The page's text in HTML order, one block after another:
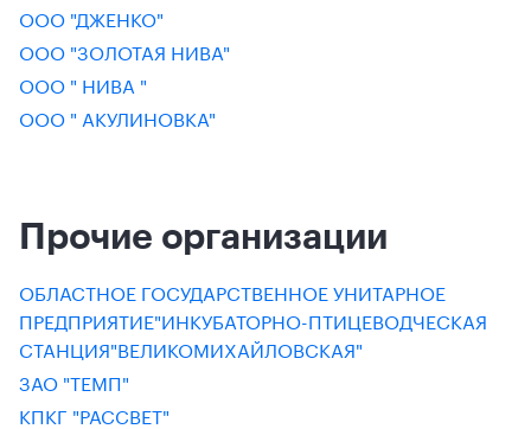
ООО "ДЖЕНКО"
ООО "ЗОЛОТАЯ НИВА"
ООО " НИВА "
ООО " АКУЛИНОВКА"
Прочие организации
ОБЛАСТНОЕ ГОСУДАРСТВЕННОЕ УНИТАРНОЕ
ПРЕДПРИЯТИЕ"ИНКУБАТОРНО-ПТИЦЕВОДЧЕСКАЯ
СТАНЦИЯ"ВЕЛИКОМИХАЙЛОВСКАЯ"
ЗАО "ТЕМП"
КПКГ "РАССВЕТ"